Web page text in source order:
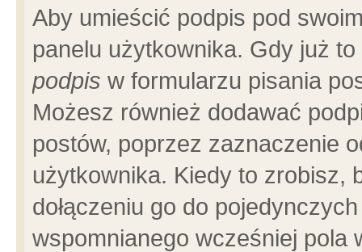
Aby umieścić podpis pod
panelu użytkownika. Gdy już
podpis w formularzu pisania
Możesz również dodawać
postów, poprzez zaznaczenie
użytkownika. Kiedy to zrobisz,
dołączeniu go do
wspomnianego wcześniej pola